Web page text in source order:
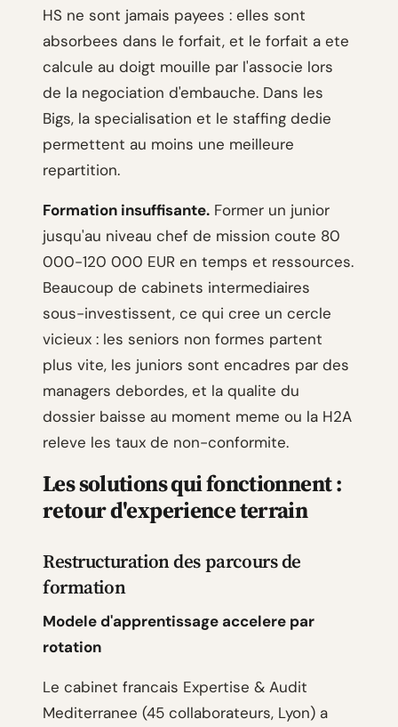
HS ne sont jamais payees : elles sont
absorbees dans le forfait, et le forfait a ete
calcule au doigt mouille par l'associe lors
de la negociation d'embauche. Dans les
Bigs, la specialisation et le staffing dedie
permettent au moins une meilleure
repartition.
Formation insuffisante. Former un junior
jusqu'au niveau chef de mission coute 80
000-120 000 EUR en temps et ressources.
Beaucoup de cabinets intermediaires
sous-investissent, ce qui cree un cercle
vicieux : les seniors non formes partent
plus vite, les juniors sont encadres par des
managers debordes, et la qualite du
dossier baisse au moment meme ou la H2A
releve les taux de non-conformite.
Les solutions qui fonctionnent :
retour d'experience terrain
Restructuration des parcours de
formation
Modele d'apprentissage accelere par
rotation
Le cabinet francais Expertise & Audit
Mediterranee (45 collaborateurs, Lyon) a